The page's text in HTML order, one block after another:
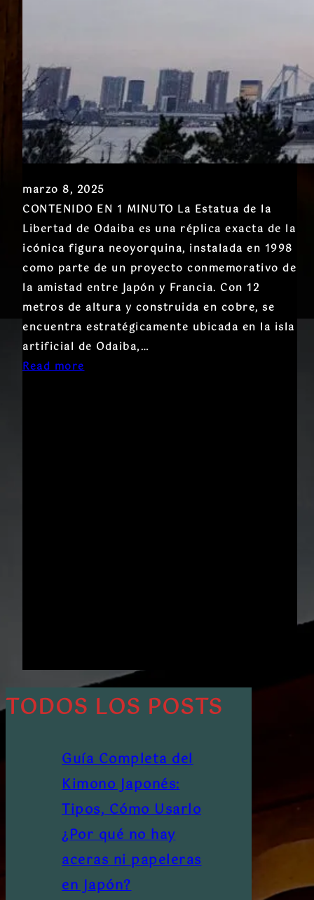
marzo 8, 2025
CONTENIDO EN 1 MINUTO La Estatua de la
Libertad de Odaiba es una réplica exacta de la
icónica figura neoyorquina, instalada en 1998
como parte de un proyecto conmemorativo de
la amistad entre Japón y Francia. Con 12
metros de altura y construida en cobre, se
encuentra estratégicamente ubicada en la isla
artificial de Odaiba,…
Read more
TODOS LOS POSTS
Guía Completa del
Kimono Japonés:
Tipos, Cómo Usarlo
¿Por qué no hay
aceras ni papeleras
en Japón?